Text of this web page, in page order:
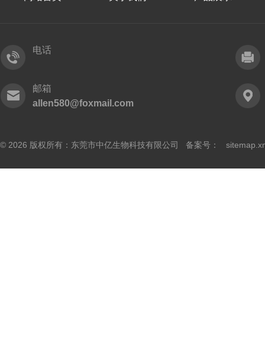
电话
邮箱
allen580@foxmail.com
© 2026 版权所有：东莞市中亿生物科技有限公司 备案号：